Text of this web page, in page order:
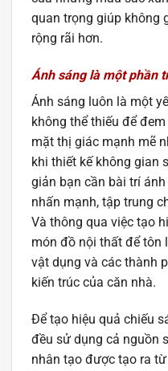
quan trọng giúp không
rộng rãi hơn.
Ánh sáng là một phần
Ánh sáng luôn là một
không thể thiếu để
mặt thị giác mạnh mẽ
khi thiết kế không gian
giản bạn cần bài trí
nhấn mạnh, tập trung
Và thông qua việc tạo
món đồ nội thất để tôn
vật dụng và các thành
kiến trúc của căn nhà.
Để tạo hiệu quả chiếu
đều sử dụng cả nguồn
nhân tạo được tạo ra